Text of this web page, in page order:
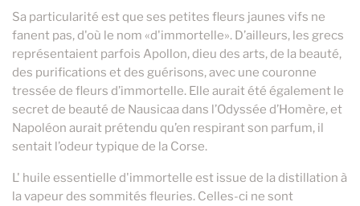
Sa particularité est que ses petites fleurs jaunes vifs ne
fanent pas, d'où le nom «d'immortelle». D’ailleurs, les grecs
représentaient parfois Apollon, dieu des arts, de la beauté,
des purifications et des guérisons, avec une couronne
tressée de fleurs d’immortelle. Elle aurait été également le
secret de beauté de Nausicaa dans l’Odyssée d’Homère, et
Napoléon aurait prétendu qu’en respirant son parfum, il
sentait l’odeur typique de la Corse.
L' huile essentielle d'immortelle est issue de la distillation à
la vapeur des sommités fleuries. Celles-ci ne sont